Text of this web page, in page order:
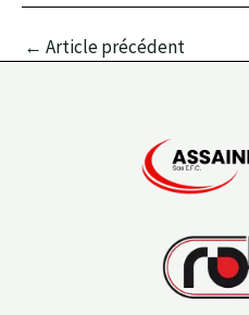
← Article précédent